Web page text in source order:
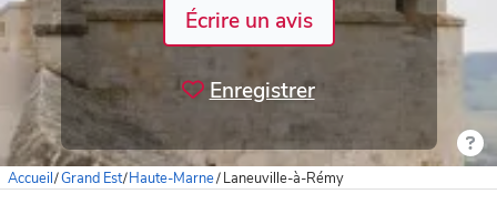
Écrire un avis
Enregistrer
Accueil/Grand Est/Haute-Marne/Laneuville-à-Rémy